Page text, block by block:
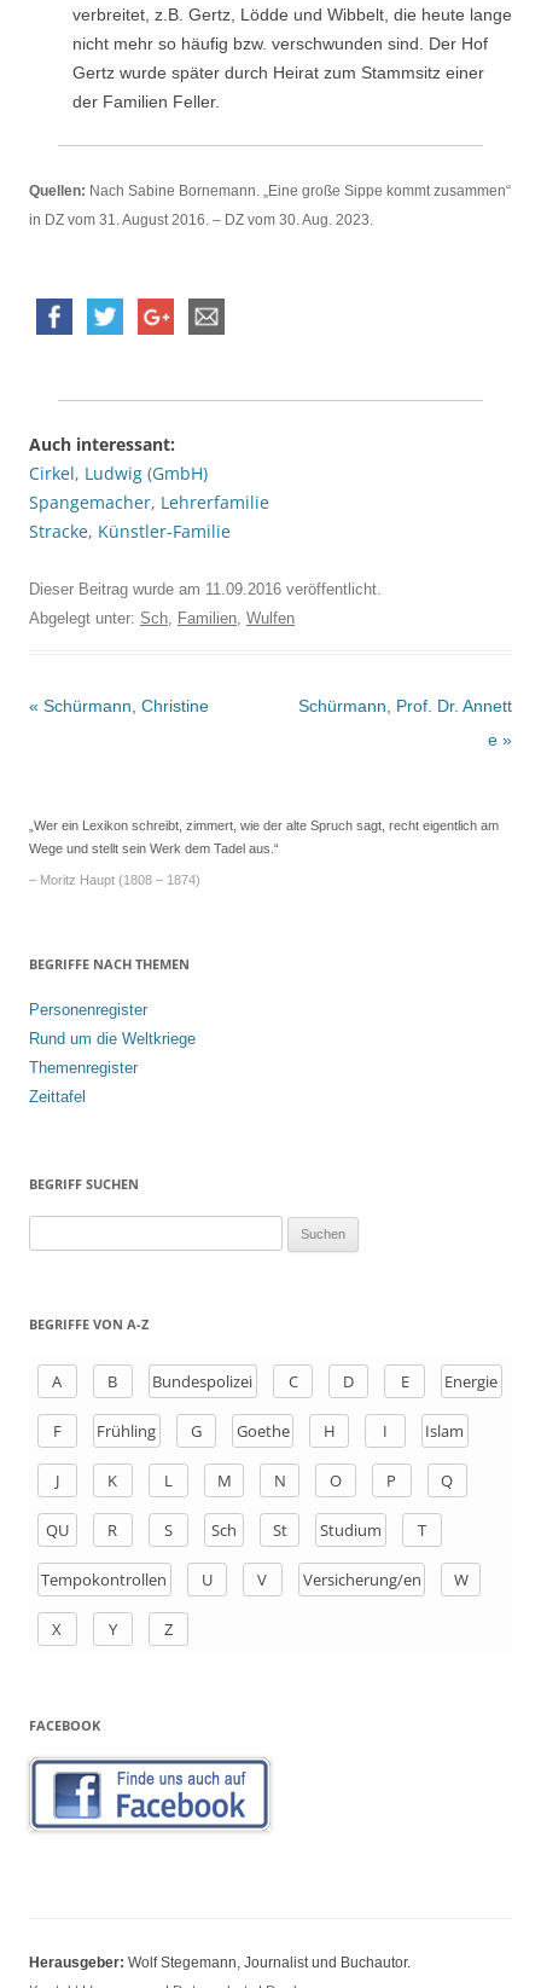
verbreitet, z.B. Gertz, Lödde und Wibbelt, die heute lange
nicht mehr so häufig bzw. verschwunden sind. Der Hof
Gertz wurde später durch Heirat zum Stammsitz einer
der Familien Feller.
Quellen: Nach Sabine Bornemann. „Eine große Sippe kommt zusammen“
in DZ vom 31. August 2016. – DZ vom 30. Aug. 2023.
Auch interessant:
Cirkel, Ludwig (GmbH)
Spangemacher, Lehrerfamilie
Stracke, Künstler-Familie
Dieser Beitrag wurde am 11.09.2016 veröffentlicht.
Abgelegt unter: Sch, Familien, Wulfen
Beitrags-
« Schürmann, Christine
Schürmann, Prof. Dr. Annett
e »
„Wer ein Lexikon schreibt, zimmert, wie der alte Spruch sagt, recht eigentlich am
Wege und stellt sein Werk dem Tadel aus.“
– Moritz Haupt (1808 – 1874)
BEGRIFFE NACH THEMEN
Personenregister
Rund um die Weltkriege
Themenregister
Zeittafel
BEGRIFF SUCHEN
h
BEGRIFFE VON A-Z
A B Bundespolizei C D E Energie
F Frühling G Goethe H I Islam
J K L M N O P Q
QU R S Sch St Studium T
Tempokontrollen U V Versicherung/en W
X Y Z
FACEBOOK
Herausgeber: Wolf Stegemann, Journalist und Buchautor.